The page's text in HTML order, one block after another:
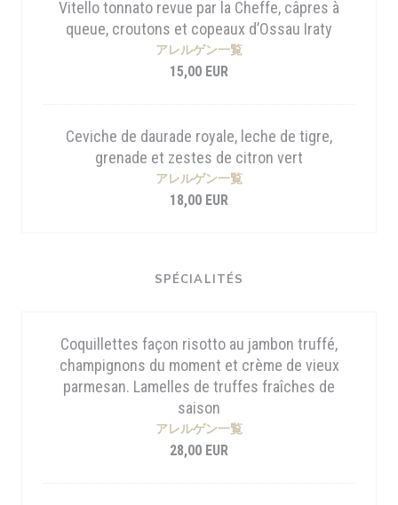
Vitello tonnato revue par la Cheffe, câpres à
queue, croutons et copeaux d’Ossau Iraty
アレルゲン一覧
15,00 EUR
Ceviche de daurade royale, leche de tigre,
grenade et zestes de citron vert
アレルゲン一覧
18,00 EUR
SPÉCIALITÉS
Coquillettes façon risotto au jambon truffé,
champignons du moment et crème de vieux
parmesan. Lamelles de truffes fraîches de
saison
アレルゲン一覧
28,00 EUR